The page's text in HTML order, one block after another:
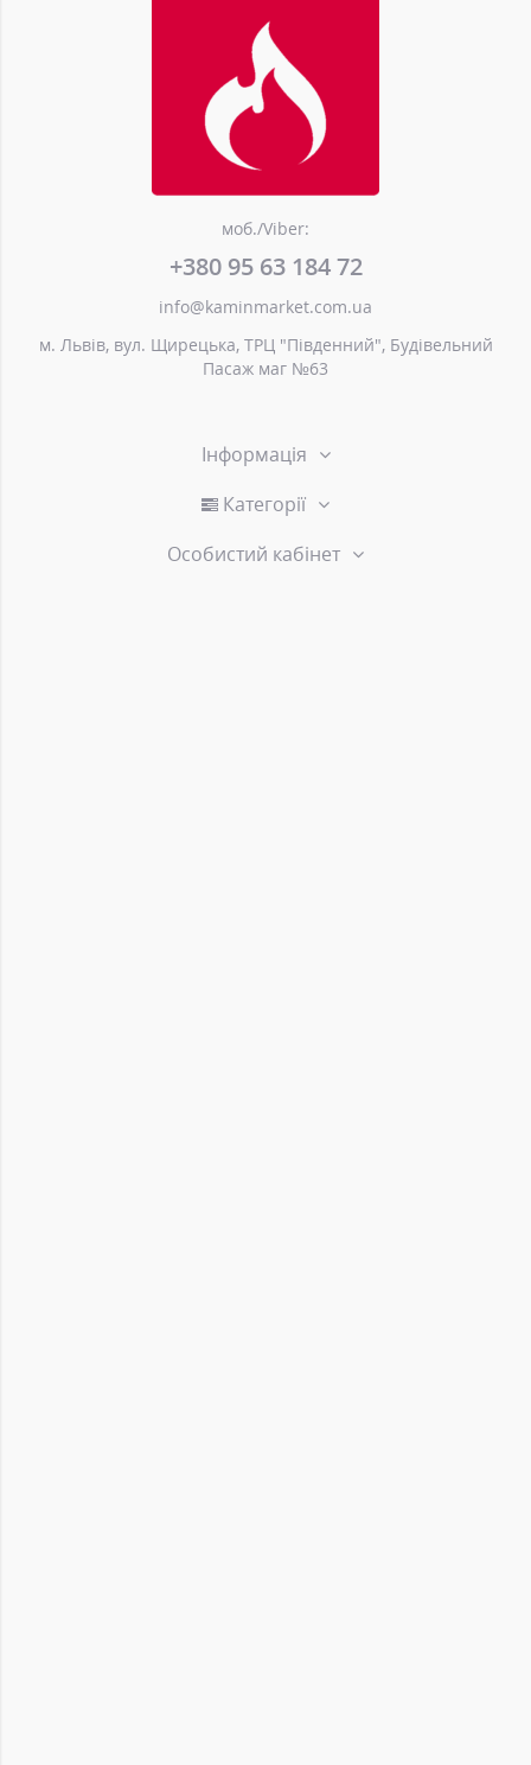
моб./Viber:
+380 95 63 184 72
info@kaminmarket.com.ua
м. Львів, вул. Щирецька, ТРЦ "Південний", Будівельний
Пасаж маг №63
Інформація
Категорії
Особистий кабінет